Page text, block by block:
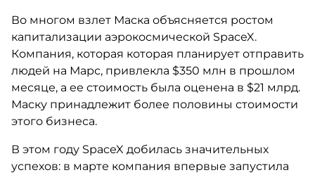
Во многом взлет Маска объясняется ростом
капитализации аэрокосмической SpaceX.
Компания, которая которая планирует отправить
людей на Марс, привлекла $350 млн в прошлом
месяце, а ее стоимость была оценена в $21 млрд.
Маску принадлежит более половины стоимости
этого бизнеса.
В этом году SpaceX добилась значительных
успехов: в марте компания впервые запустила